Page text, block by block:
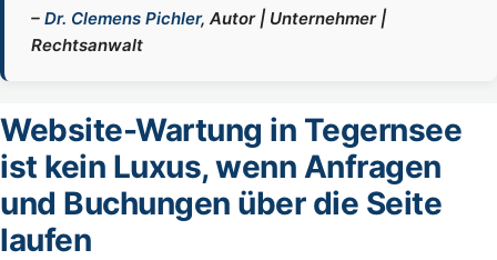
– Dr. Clemens Pichler, Autor | Unternehmer |
Rechtsanwalt
Website-Wartung in Tegernsee
ist kein Luxus, wenn Anfragen
und Buchungen über die Seite
laufen